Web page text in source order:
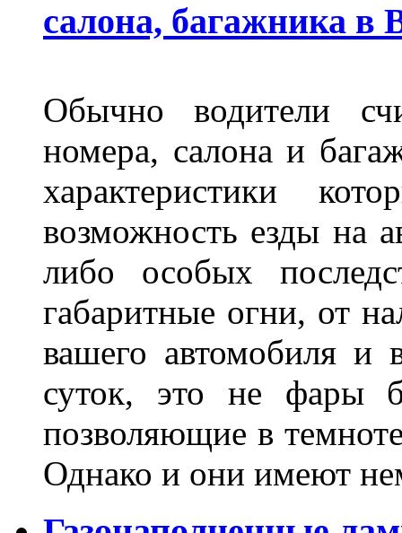
салона, багажника в
Обычно водители
номера, салона и
характеристики
возможность езды на
либо особых
габаритные огни, от
вашего автомобиля и
суток, это не фары
позволяющие в
Однако и они имеют